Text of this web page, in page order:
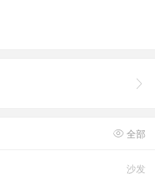

 全部
沙发